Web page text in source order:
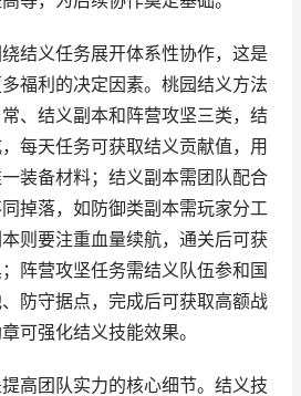
结义任务展开体系性协作，这是
福利的决定因素。桃园结义方法
、结义副本和阵营攻坚三类，结
每天任务可获取结义贡献值，用
装备材料；结义副本需团队配合
掉落，如防御类副本需玩家分工
则要注重血量续航，通关后可获
阵营攻坚任务需结义队伍参和国
防守据点，完成后可获取高额战
可强化结义技能效果。
高团队实力的核心细节。结义技